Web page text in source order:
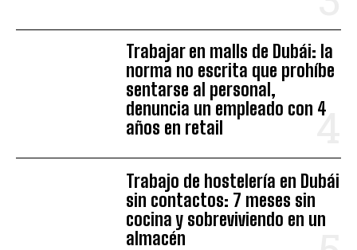
Trabajar en malls de Dubái: la
norma no escrita que prohíbe
sentarse al personal,
denuncia un empleado con 4
años en retail
Trabajo de hostelería en Dubái
sin contactos: 7 meses sin
cocina y sobreviviendo en un
almacén